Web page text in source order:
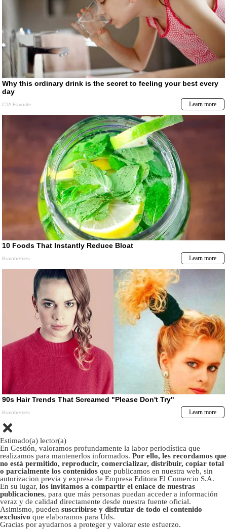
Estimado(a) lector(a)
En Gestión, valoramos profundamente la labor periodística que
realizamos para mantenerlos informados. Por ello, les recordamos que
no está permitido, reproducir, comercializar, distribuir, copiar total
o parcialmente los contenidos que publicamos en nuestra web, sin
autorizacion previa y expresa de Empresa Editora El Comercio S.A.
En su lugar, los invitamos a compartir el enlace de nuestras
publicaciones, para que más personas puedan acceder a información
veraz y de calidad directamente desde nuestra fuente oficial.
Asimismo, pueden suscribirse y disfrutar de todo el contenido
exclusivo que elaboramos para Uds.
Gracias por ayudarnos a proteger y valorar este esfuerzo.